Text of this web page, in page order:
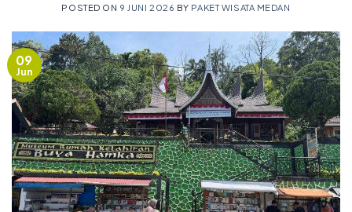
POSTED ON 9 JUNI 2026 BY PAKET WISATA MEDAN
09
Jun